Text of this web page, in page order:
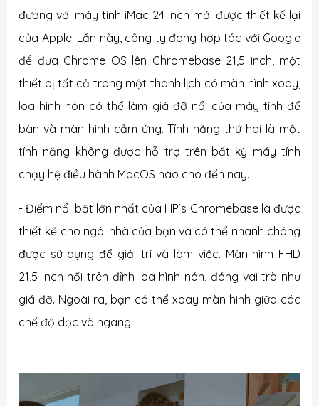
đương với máy tính iMac 24 inch mới được thiết kế lại
của Apple. Lần này, công ty đang hợp tác với Google
để đưa Chrome OS lên Chromebase 21,5 inch, một
thiết bị tất cả trong một thanh lịch có màn hình xoay,
loa hình nón có thể làm giá đỡ nổi của máy tính để
bàn và màn hình cảm ứng. Tính năng thứ hai là một
tính năng không được hỗ trợ trên bất kỳ máy tính
chạy hệ điều hành MacOS nào cho đến nay.
- Điểm nổi bật lớn nhất của HP’s Chromebase là được
thiết kế cho ngôi nhà của bạn và có thể nhanh chóng
được sử dụng để giải trí và làm việc. Màn hình FHD
21,5 inch nổi trên đỉnh loa hình nón, đóng vai trò như
giá đỡ. Ngoài ra, bạn có thể xoay màn hình giữa các
chế độ dọc và ngang.